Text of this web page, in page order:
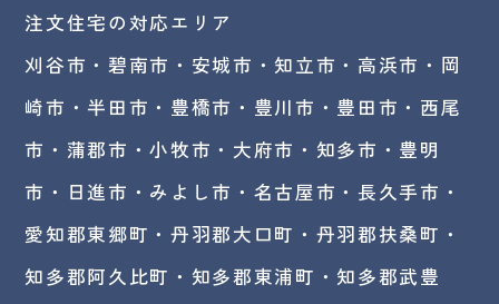
注文住宅の対応エリア
刈谷市・碧南市・ 安城市 ・知立市 ・高浜市・ 岡
崎市 ・半田市・豊橋市・豊川市・豊田市・西尾
市・蒲郡市・小牧市・大府市・知多市・豊明
市・日進市・みよし市・ 名古屋市 ・長久手市・
愛知郡東郷町・丹羽郡大口町・丹羽郡扶桑町・
知多郡阿久比町・知多郡東浦町・知多郡武豊